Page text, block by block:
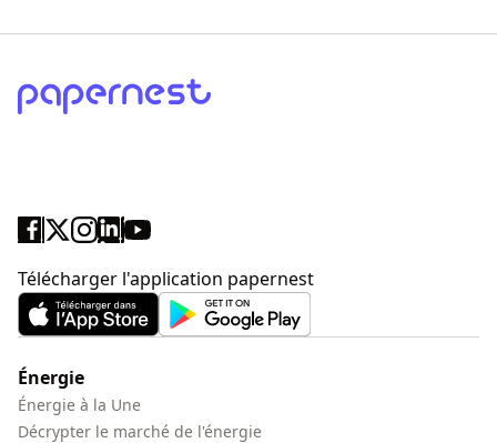
Télécharger l'application papernest
Énergie
Énergie à la Une
Décrypter le marché de l'énergie